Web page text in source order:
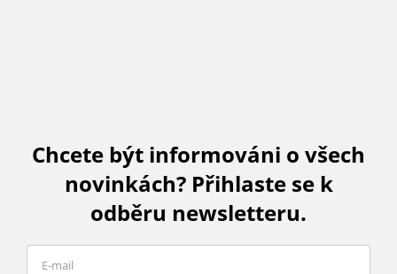
Chcete být informováni o všech
novinkách? Přihlaste se k
odběru newsletteru.